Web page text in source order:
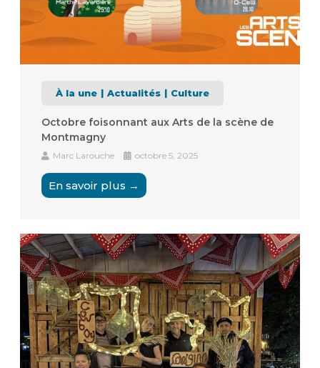
À la une Actualités Culture
Octobre foisonnant aux Arts de la scène de
Montmagny
Marc Larouche octobre 5, 2025
En savoir plus →